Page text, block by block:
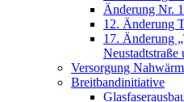
Änderung Nr.
12. Änderung
17. Änderung
Neustadtstraße
Versorgung
Breitbandinitiative